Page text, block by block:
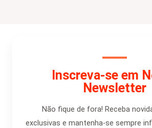
Inscreva-se em
Newsletter
Não fique de fora! Receba
exclusivas e mantenha-se sempre